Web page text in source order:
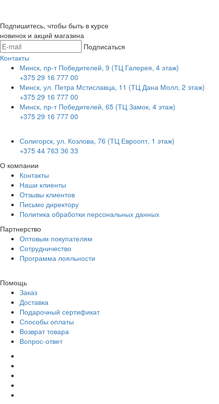
Подпишитесь, чтобы быть в курсе
новинок и акций магазина
Подписаться
Контакты
Минск, пр-т Победителей, 9 (ТЦ Галерея, 4 этаж)
+375 29 16 777 00
Минск, ул. Петра Мстиславца, 11 (ТЦ Дана Молл, 2 этаж)
+375 29 16 777 00
Минск, пр-т Победителей, 65 (ТЦ Замок, 4 этаж)
+375 29 16 777 00
Солигорск, ул. Козлова, 76 (ТЦ Евроопт, 1 этаж)
+375 44 763 36 33
О компании
Контакты
Наши клиенты
Отзывы клиентов
Письмо директору
Политика обработки персональных данных
Партнерство
Оптовым покупателям
Сотрудничество
Программа лояльности
Помощь
Заказ
Доставка
Подарочный сертификат
Способы оплаты
Возврат товара
Вопрос-ответ